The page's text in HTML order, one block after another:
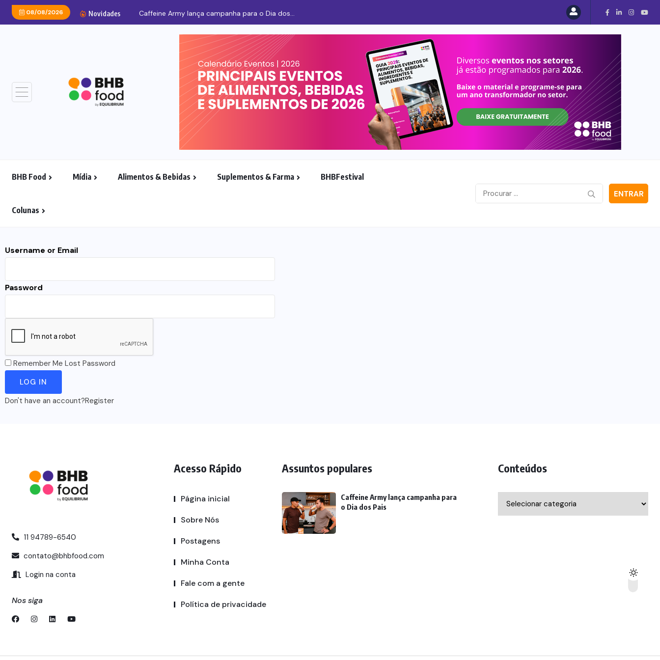
08/08/2026 Novidades Caffeine Army lança campanha para o Dia dos...
BHB Food Mídia Alimentos & Bebidas Suplementos & Farma BHBFestival
Colunas
ENTRAR
Username or Email
Password
Remember Me Lost Password
Don't have an account?Register
11 94789-6540
contato@bhbfood.com
Login na conta
Nos siga
Acesso Rápido
Página inicial
Sobre Nós
Postagens
Minha Conta
Fale com a gente
Política de privacidade
Assuntos populares
Caffeine Army lança campanha para
o Dia dos Pais
Conteúdos